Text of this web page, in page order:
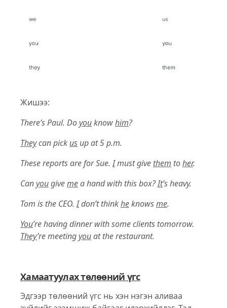
Жишээ:
There’s Paul. Doyouknowhim?
Theycan pick us up at 5 p.m.
These reports are for Sue.Imust give them toher.
Canyougivemea hand with this box?It’s heavy.
Tom is the CEO.Idon’t thinkheknowsme.
You’re having dinner with some clients tomorrow.
They’re meetingyouat the restaurant.
Хамаатуулах төлөөний үгс
Эдгээр төлөөний үгс нь хэн нэгэн аливаа